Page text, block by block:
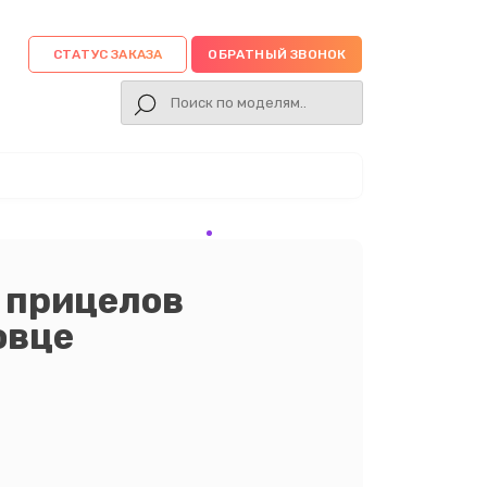
СТАТУС ЗАКАЗА ОБРАТНЫЙ ЗВОНОК